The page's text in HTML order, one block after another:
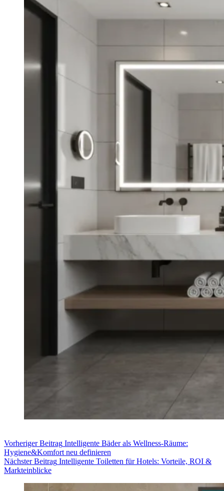
VorherigerBeitrag Intelligente Bäder als Wellness-Räume:
Hygiene&Komfort neu definieren
NächsterBeitrag Intelligente Toiletten für Hotels: Vorteile, ROI &
Markteinblicke